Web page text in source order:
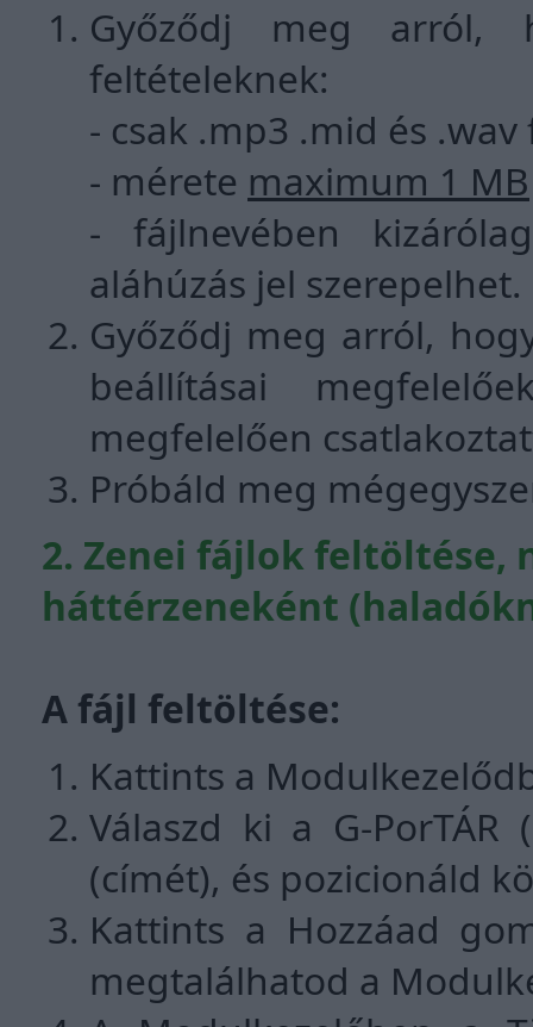
Győződj meg
feltételeknek:
- csak .mp3 .mid és
- mérete maximum 1 MB
- fájlnevében
aláhúzás jel szerepelhet.
Győződj meg arról,
beállításai
megfelelően
Próbáld meg
2. Zenei fájlok feltöltése,
háttérzeneként
A fájl feltöltése:
Kattints a
Válaszd ki a G-
(címét), és pozicionáld
Kattints a Hozzáad
megtalálhatod a